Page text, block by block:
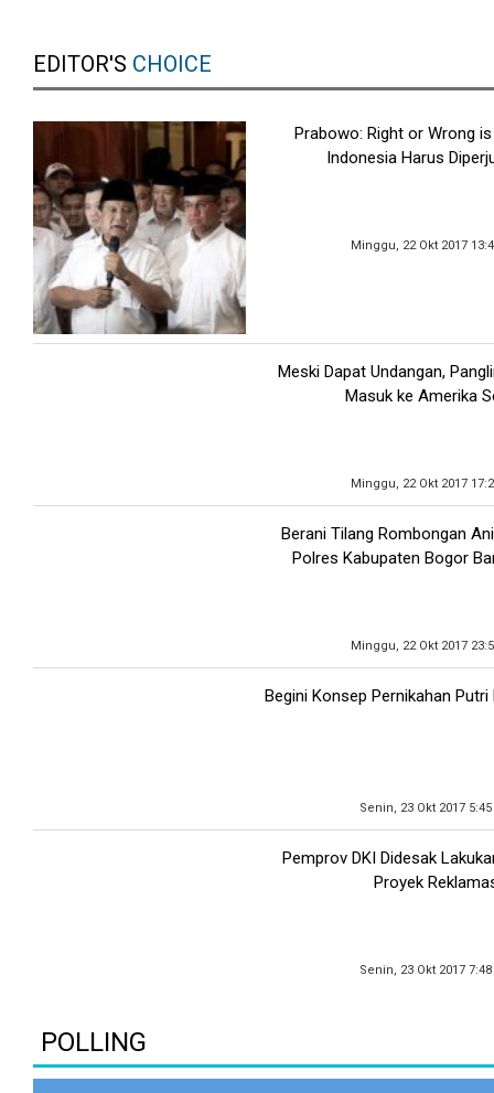
EDITOR'S CHOICE
Prabowo: Right or Wrong
Indonesia Harus
Minggu, 22 Okt 2017
Meski Dapat Undangan,
Masuk ke Amerika
Minggu, 22 Okt 2017
Berani Tilang Rombongan
Polres Kabupaten Bogor
Minggu, 22 Okt 2017
Begini Konsep Pernikahan
Senin, 23 Okt 2017 5:45
Pemprov DKI Didesak
Proyek
Senin, 23 Okt 2017 7:48
POLLING